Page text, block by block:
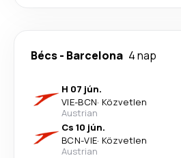
Bécs- Barcelona 4 nap
H 07 jún.
VIE-BCN· Közvetlen
Austrian
Cs 10 jún.
BCN-VIE· Közvetlen
Austrian